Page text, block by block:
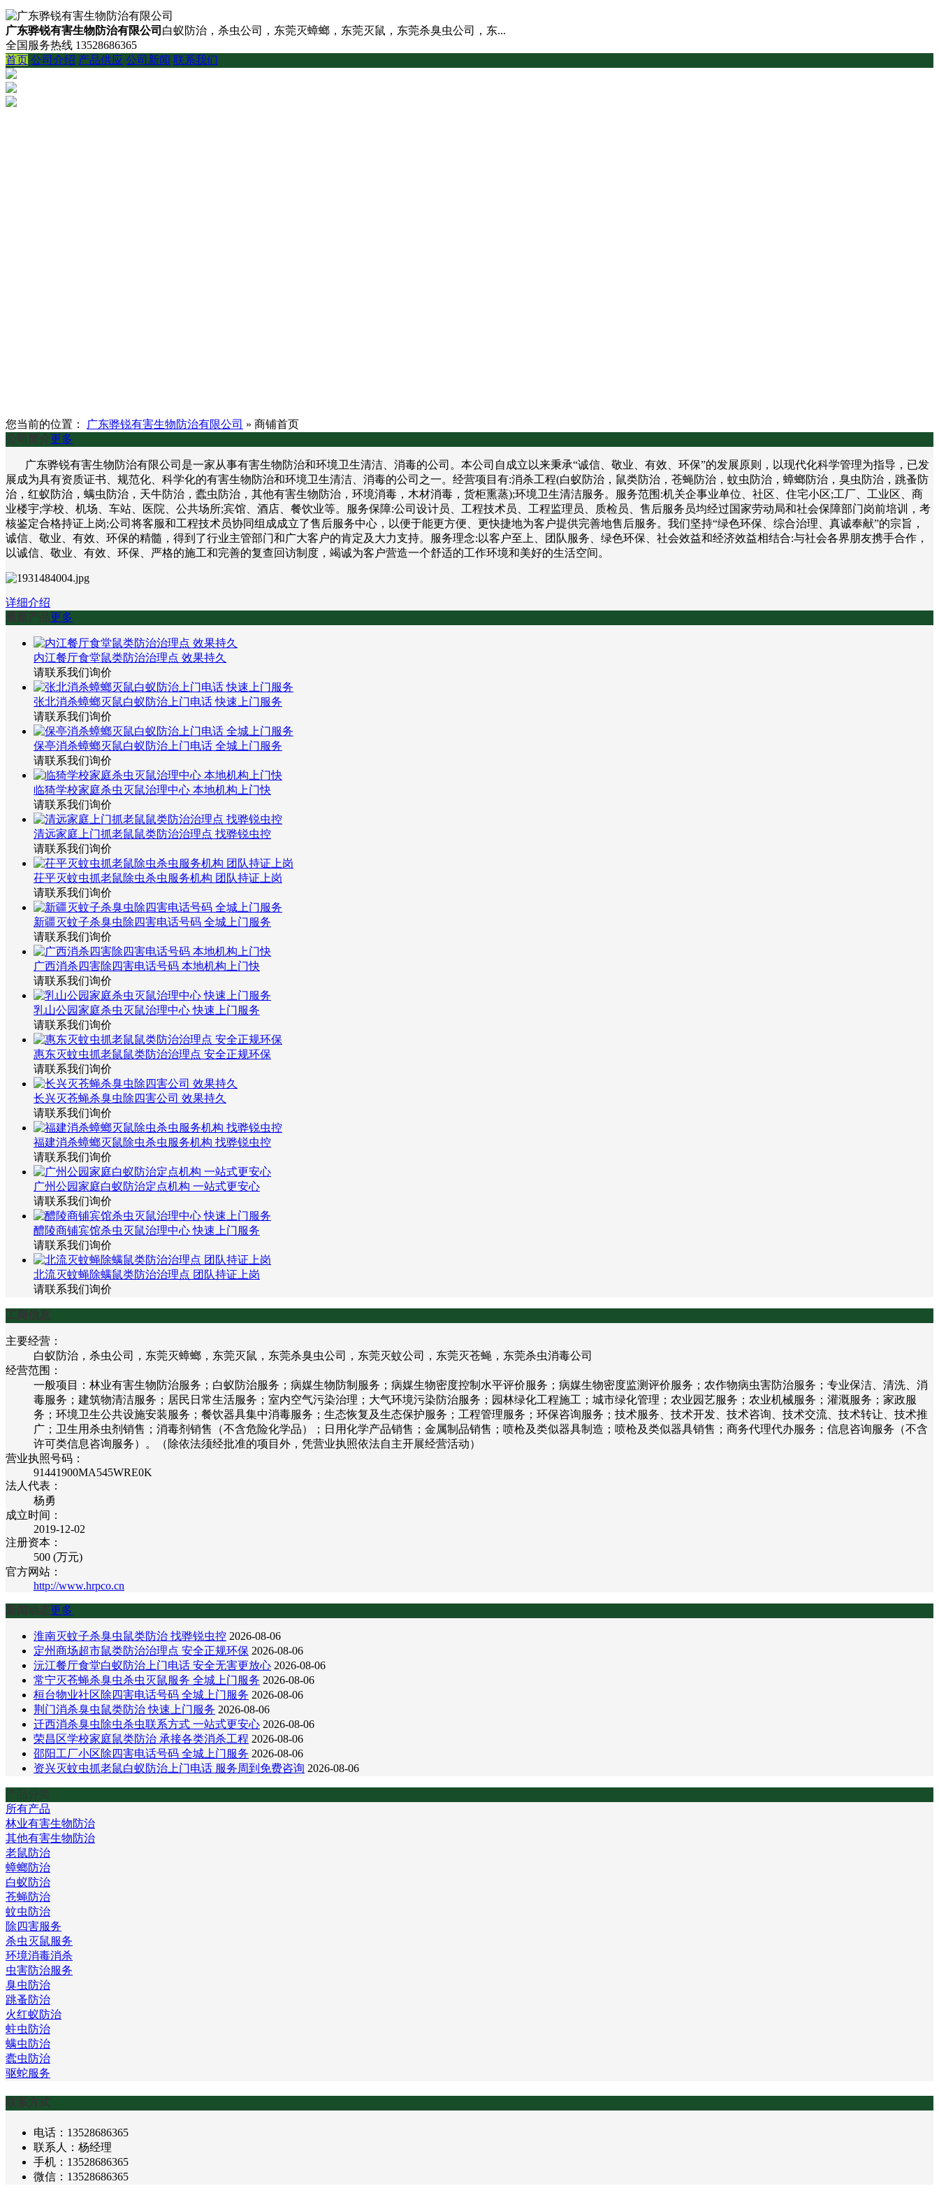
广东骅锐有害生物防治有限公司 白蚁防治，杀虫公司，东莞灭蟑螂，东莞灭鼠，东莞杀臭虫公司，东...
全国服务热线 13528686365
首页 公司介绍 产品供应 公司新闻 联系我们
您当前的位置： 广东骅锐有害生物防治有限公司 » 商铺首页
公司简介更多
广东骅锐有害生物防治有限公司是一家从事有害生物防治和环境卫生清洁、消毒的公司。本公司自成立以来秉承“诚信、敬业、有效、环保”的发展原则，以现代化科学管理为指导，已发
展成为具有资质证书、规范化、科学化的有害生物防治和环境卫生清洁、消毒的公司之一。经营项目有:消杀工程(白蚁防治，鼠类防治，苍蝇防治，蚊虫防治，蟑螂防治，臭虫防治，跳蚤防
治，红蚁防治，螨虫防治，天牛防治，蠹虫防治，其他有害生物防治，环境消毒，木材消毒，货柜熏蒸);环境卫生清洁服务。服务范围:机关企事业单位、社区、住宅小区;工厂、工业区、商
业楼宇;学校、机场、车站、医院、公共场所;宾馆、酒店、餐饮业等。服务保障:公司设计员、工程技术员、工程监理员、质检员、售后服务员均经过国家劳动局和社会保障部门岗前培训，考
核鉴定合格持证上岗;公司将客服和工程技术员协同组成成立了售后服务中心，以便于能更方便、更快捷地为客户提供完善地售后服务。我们坚持“绿色环保、综合治理、真诚奉献”的宗旨，
诚信、敬业、有效、环保的精髓，得到了行业主管部门和广大客户的肯定及大力支持。服务理念:以客户至上、团队服务、绿色环保、社会效益和经济效益相结合:与社会各界朋友携手合作，
以诚信、敬业、有效、环保、严格的施工和完善的复查回访制度，竭诚为客户营造一个舒适的工作环境和美好的生活空间。
详细介绍
最新产品更多
内江餐厅食堂鼠类防治治理点 效果持久
请联系我们询价
张北消杀蟑螂灭鼠白蚁防治上门电话 快速上门服务
请联系我们询价
保亭消杀蟑螂灭鼠白蚁防治上门电话 全城上门服务
请联系我们询价
临猗学校家庭杀虫灭鼠治理中心 本地机构上门快
请联系我们询价
清远家庭上门抓老鼠鼠类防治治理点 找骅锐虫控
请联系我们询价
茌平灭蚊虫抓老鼠除虫杀虫服务机构 团队持证上岗
请联系我们询价
新疆灭蚊子杀臭虫除四害电话号码 全城上门服务
请联系我们询价
广西消杀四害除四害电话号码 本地机构上门快
请联系我们询价
乳山公园家庭杀虫灭鼠治理中心 快速上门服务
请联系我们询价
惠东灭蚊虫抓老鼠鼠类防治治理点 安全正规环保
请联系我们询价
长兴灭苍蝇杀臭虫除四害公司 效果持久
请联系我们询价
福建消杀蟑螂灭鼠除虫杀虫服务机构 找骅锐虫控
请联系我们询价
广州公园家庭白蚁防治定点机构 一站式更安心
请联系我们询价
醴陵商铺宾馆杀虫灭鼠治理中心 快速上门服务
请联系我们询价
北流灭蚊蝇除螨鼠类防治治理点 团队持证上岗
请联系我们询价
工商信息
主要经营：
白蚁防治，杀虫公司，东莞灭蟑螂，东莞灭鼠，东莞杀臭虫公司，东莞灭蚊公司，东莞灭苍蝇，东莞杀虫消毒公司
经营范围：
一般项目：林业有害生物防治服务；白蚁防治服务；病媒生物防制服务；病媒生物密度控制水平评价服务；病媒生物密度监测评价服务；农作物病虫害防治服务；专业保洁、清洗、消
毒服务；建筑物清洁服务；居民日常生活服务；室内空气污染治理；大气环境污染防治服务；园林绿化工程施工；城市绿化管理；农业园艺服务；农业机械服务；灌溉服务；家政服
务；环境卫生公共设施安装服务；餐饮器具集中消毒服务；生态恢复及生态保护服务；工程管理服务；环保咨询服务；技术服务、技术开发、技术咨询、技术交流、技术转让、技术推
广；卫生用杀虫剂销售；消毒剂销售（不含危险化学品）；日用化学产品销售；金属制品销售；喷枪及类似器具制造；喷枪及类似器具销售；商务代理代办服务；信息咨询服务（不含
许可类信息咨询服务）。（除依法须经批准的项目外，凭营业执照依法自主开展经营活动）
营业执照号码：
91441900MA545WRE0K
法人代表：
杨勇
成立时间：
2019-12-02
注册资本：
500 (万元)
官方网站：
http://www.hrpco.cn
新闻动态更多
淮南灭蚊子杀臭虫鼠类防治 找骅锐虫控 2026-08-06
定州商场超市鼠类防治治理点 安全正规环保 2026-08-06
沅江餐厅食堂白蚁防治上门电话 安全无害更放心 2026-08-06
常宁灭苍蝇杀臭虫杀虫灭鼠服务 全城上门服务 2026-08-06
桓台物业社区除四害电话号码 全城上门服务 2026-08-06
荆门消杀臭虫鼠类防治 快速上门服务 2026-08-06
迁西消杀臭虫除虫杀虫联系方式 一站式更安心 2026-08-06
荣昌区学校家庭鼠类防治 承接各类消杀工程 2026-08-06
邵阳工厂小区除四害电话号码 全城上门服务 2026-08-06
资兴灭蚊虫抓老鼠白蚁防治上门电话 服务周到免费咨询 2026-08-06
产品分类
所有产品
林业有害生物防治
其他有害生物防治
老鼠防治
蟑螂防治
白蚁防治
苍蝇防治
蚊虫防治
除四害服务
杀虫灭鼠服务
环境消毒消杀
虫害防治服务
臭虫防治
跳蚤防治
火红蚁防治
蛀虫防治
螨虫防治
蠹虫防治
驱蛇服务
联系方式
电话：13528686365
联系人：杨经理
手机：13528686365
微信：13528686365